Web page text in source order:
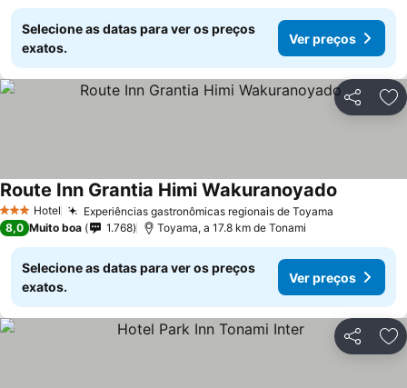
Selecione as datas para ver os preços
exatos.
Ver preços
Partilhar
3 EstrelasHotel Experiências gastronômicas regionais de Toyama
Route Inn Grantia Himi Wakuranoyado
8,0 Muito boa 1.768 Toyama, a 17.8 km de Tonami
Selecione as datas para ver os preços
exatos.
Ver preços
Partilhar